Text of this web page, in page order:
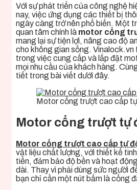
Với sự phát triển của công nghệ
nay, việc ứng dụng các thiết bị
ngày càng trở nên phổ biến. Một
quan tâm chính là motor cổng
mang lại sự tiện lợi, nâng cao độ
cho không gian sống. Vinalock.vn
trong việc cung cấp và lắp đặt
mọi nhu cầu của khách hàng.
tiết trong bài viết dưới đây.
Motor cổng trượt cao cấp
Motor cổng trượt tự
Motor cổng trượt cao cấp tự
vật liệu chất lượng, với thiết kế
tiến, đảm bảo độ bền và hoạt
dài. Thay vì phải dùng sức người
bạn chỉ cần một nút bấm là cổng